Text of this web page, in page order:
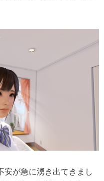
安が急に湧き出てきまし